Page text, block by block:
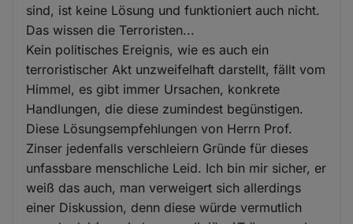
sind, ist keine Lösung und funktioniert auch nicht.
Das wissen die Terroristen...
Kein politisches Ereignis, wie es auch ein
terroristischer Akt unzweifelhaft darstellt, fällt vom
Himmel, es gibt immer Ursachen, konkrete
Handlungen, die diese zumindest begünstigen.
Diese Lösungsempfehlungen von Herrn Prof.
Zinser jedenfalls verschleiern Gründe für dieses
unfassbare menschliche Leid. Ich bin mir sicher, er
weiß das auch, man verweigert sich allerdings
einer Diskussion, denn diese würde vermutlich